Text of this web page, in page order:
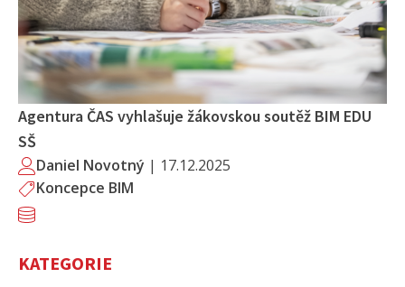
Agentura ČAS vyhlašuje žákovskou soutěž BIM EDU
SŠ
Daniel Novotný | 17.12.2025
Koncepce BIM
KATEGORIE